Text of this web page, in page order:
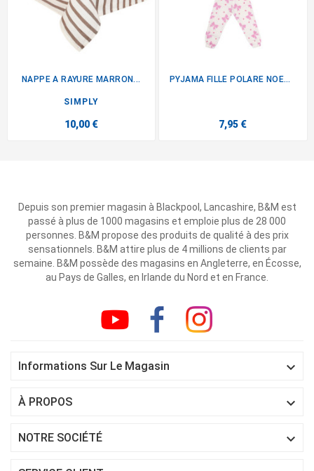
NAPPE A RAYURE MARRON...
SIMPLY
10,00 €
PYJAMA FILLE POLARE NOEUD ROSE
7,95 €
Depuis son premier magasin à Blackpool, Lancashire, B&M est
passé à plus de 1000 magasins et emploie plus de 28 000
personnes. B&M propose des produits de qualité à des prix
sensationnels. B&M attire plus de 4 millions de clients par
semaine. B&M possède des magasins en Angleterre, en Écosse,
au Pays de Galles, en Irlande du Nord et en France.
Informations Sur Le Magasin 
À PROPOS 
NOTRE SOCIÉTÉ 